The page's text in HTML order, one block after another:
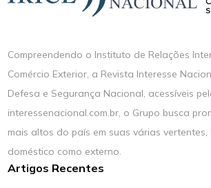
Compreendendo o Instituto de Relações
Comércio Exterior, a Revista Interesse
Defesa e Segurança Nacional, acessíveis
interessenacional.com.br, o Grupo busca
mais altos do país em suas várias
doméstico como externo.
Artigos Recentes